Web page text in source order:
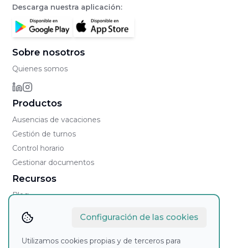
Descarga nuestra aplicación:
Sobre nosotros
Quienes somos
Productos
Ausencias de vacaciones
Gestión de turnos
Control horario
Gestionar documentos
Recursos
Blog
Contacto
Contacto comercial
Configuración de las cookies
Utilizamos cookies propias y de terceros para